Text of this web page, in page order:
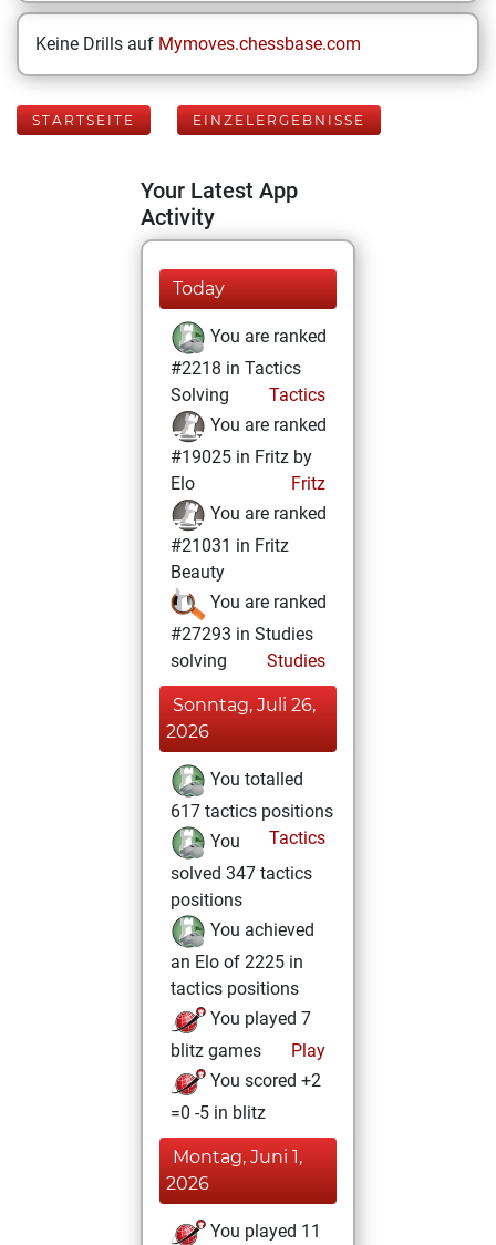
Keine Drills auf Mymoves.chessbase.com
STARTSEITE EINZELERGEBNISSE
Your Latest App
Activity
Today
You are ranked
#2218 in Tactics
Solving
Tactics
You are ranked
#19025 in Fritz by
Elo
Fritz
You are ranked
#21031 in Fritz
Beauty
You are ranked
#27293 in Studies
solving
Studies
Sonntag, Juli 26,
2026
You totalled
617 tactics positions
Tactics
You
solved 347 tactics
positions
You achieved
an Elo of 2225 in
tactics positions
You played 7
blitz games
Play
You scored +2
=0 -5 in blitz
Montag, Juni 1,
2026
You played 11